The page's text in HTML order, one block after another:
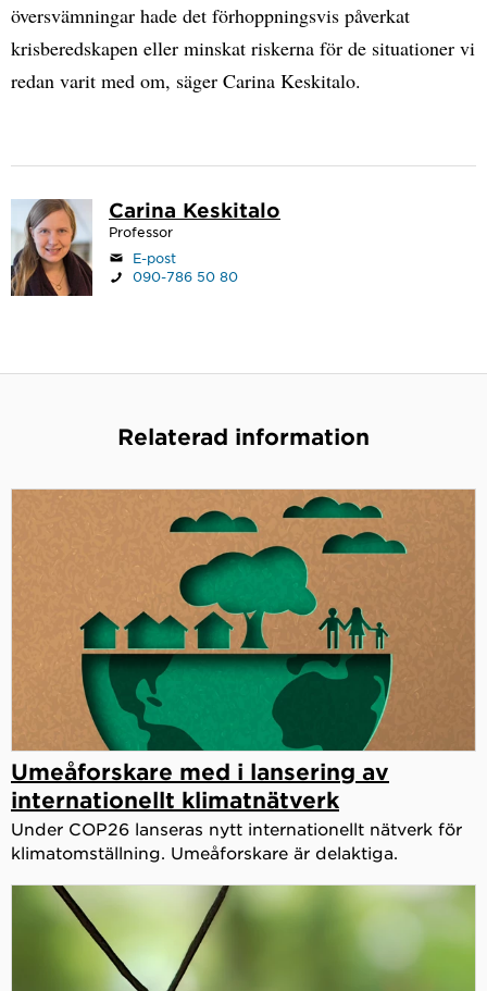
översvämningar hade det förhoppningsvis påverkat
krisberedskapen eller minskat riskerna för de situationer vi
redan varit med om, säger Carina Keskitalo.
Carina Keskitalo
Professor
E-post
090-786 50 80
Relaterad information
Umeåforskare med i lansering av
internationellt klimatnätverk
Under COP26 lanseras nytt internationellt nätverk för
klimatomställning. Umeåforskare är delaktiga.